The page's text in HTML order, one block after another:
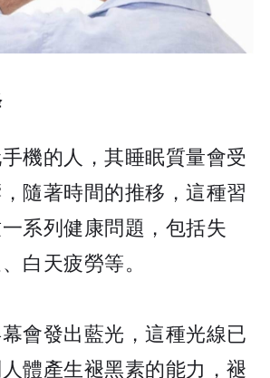
機的人，其睡眠質量會受
隨著時間的推移，這種習
系列健康問題，包括失
白天疲勞等。
會發出藍光，這種光線已
體產生褪黑素的能力，褪